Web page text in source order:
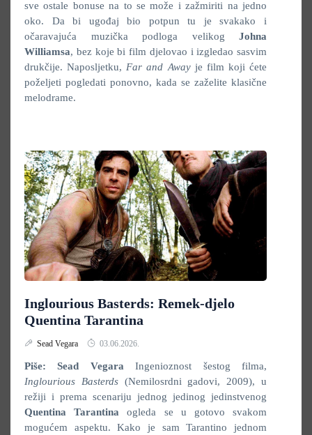
sve ostale bonuse na to se može i zažmiriti na jedno
oko. Da bi ugođaj bio potpun tu je svakako i
očaravajuća muzička podloga velikog Johna
Williamsa, bez koje bi film djelovao i izgledao sasvim
drukčije. Naposljetku, Far and Awayje film koji ćete
poželjeti pogledati ponovno, kada se zaželite klasične
melodrame.
Inglourious Basterds: Remek-djelo
Quentina Tarantina
Sead Vegara 03.06.2026.
Piše: Sead Vegara Ingenioznost šestog filma,
Inglourious Basterds (Nemilosrdni gadovi, 2009), u
režiji i prema scenariju jednog jedinog jedinstvenog
Quentina Tarantina ogleda se u gotovo svakom
mogućem aspektu. Kako je sam Tarantino jednom